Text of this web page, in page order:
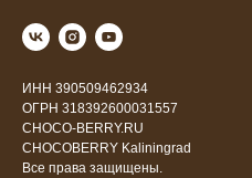
ИНН 390509462934
ОГРН 318392600031557
CHOCO-BERRY.RU
CHOCOBERRY Kaliningrad
Все права защищены.